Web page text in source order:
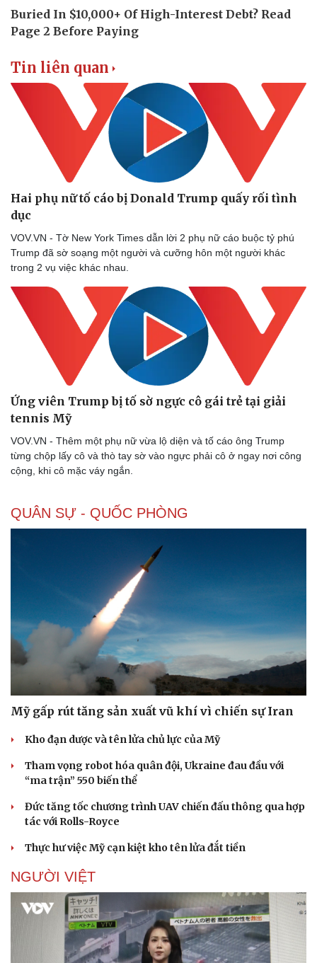
Thể thao
Bóng đá
Lịch thi đấu bóng đá
Thế giới thể thao
Hậu trường
Ô tô
Xe máy
Tin liên quan
Hai phụ nữ tố cáo bị Donald Trump quấy rối tình
dục
VOV.VN - Tờ New York Times dẫn lời 2 phụ nữ cáo buộc tỷ phú
Trump đã sờ soạng một người và cưỡng hôn một người khác
trong 2 vụ việc khác nhau.
Ứng viên Trump bị tố sờ ngực cô gái trẻ tại giải
tennis Mỹ
VOV.VN - Thêm một phụ nữ vừa lộ diện và tố cáo ông Trump
từng chộp lấy cô và thò tay sờ vào ngực phải cô ở ngay nơi công
cộng, khi cô mặc váy ngắn.
QUÂN SỰ - QUỐC PHÒNG
Mỹ gấp rút tăng sản xuất vũ khí vì chiến sự Iran
Kho đạn dược và tên lửa chủ lực của Mỹ
Tham vọng robot hóa quân đội, Ukraine đau đầu với
“ma trận” 550 biến thể
Đức tăng tốc chương trình UAV chiến đấu thông qua hợp
tác với Rolls-Royce
Thực hư việc Mỹ cạn kiệt kho tên lửa đắt tiền
NGƯỜI VIỆT